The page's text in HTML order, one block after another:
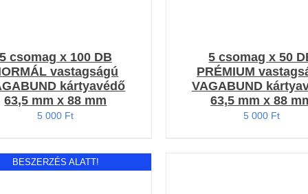
csomag x 100 DB
vastagságú
kártyavédő
63,5 mm x 88 mm
5 000 Ft
5 csomag x 50
PRÉMIUM
VAGABUND
63,5 mm x 88
5 000 Ft
BESZERZÉS ALATT!